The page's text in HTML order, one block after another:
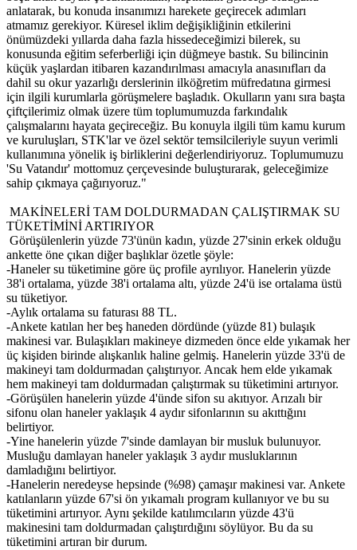
anlatarak, bu konuda insanımızı harekete geçirecek adımları
atmamız gerekiyor. Küresel iklim değişikliğinin etkilerini
önümüzdeki yıllarda daha fazla hissedeceğimizi bilerek, su
konusunda eğitim seferberliği için düğmeye bastık. Su bilincinin
küçük yaşlardan itibaren kazandırılması amacıyla anasınıfları da
dahil su okur yazarlığı derslerinin ilköğretim müfredatına girmesi
için ilgili kurumlarla görüşmelere başladık. Okulların yanı sıra başta
çiftçilerimiz olmak üzere tüm toplumumuzda farkındalık
çalışmalarını hayata geçireceğiz. Bu konuyla ilgili tüm kamu kurum
ve kuruluşları, STK'lar ve özel sektör temsilcileriyle suyun verimli
kullanımına yönelik iş birliklerini değerlendiriyoruz. Toplumumuzu
'Su Vatandır' mottomuz çerçevesinde buluşturarak, geleceğimize
sahip çıkmaya çağırıyoruz."
MAKİNELERİ TAM DOLDURMADAN ÇALIŞTIRMAK SU
TÜKETİMİNİ ARTIRIYOR
Görüşülenlerin yüzde 73'ünün kadın, yüzde 27'sinin erkek olduğu
ankette öne çıkan diğer başlıklar özetle şöyle:
-Haneler su tüketimine göre üç profile ayrılıyor. Hanelerin yüzde
38'i ortalama, yüzde 38'i ortalama altı, yüzde 24'ü ise ortalama üstü
su tüketiyor.
-Aylık ortalama su faturası 88 TL.
-Ankete katılan her beş haneden dördünde (yüzde 81) bulaşık
makinesi var. Bulaşıkları makineye dizmeden önce elde yıkamak her
üç kişiden birinde alışkanlık haline gelmiş. Hanelerin yüzde 33'ü de
makineyi tam doldurmadan çalıştırıyor. Ancak hem elde yıkamak
hem makineyi tam doldurmadan çalıştırmak su tüketimini artırıyor.
-Görüşülen hanelerin yüzde 4'ünde sifon su akıtıyor. Arızalı bir
sifonu olan haneler yaklaşık 4 aydır sifonlarının su akıttığını
belirtiyor.
-Yine hanelerin yüzde 7'sinde damlayan bir musluk bulunuyor.
Musluğu damlayan haneler yaklaşık 3 aydır musluklarının
damladığını belirtiyor.
-Hanelerin neredeyse hepsinde (%98) çamaşır makinesi var. Ankete
katılanların yüzde 67'si ön yıkamalı program kullanıyor ve bu su
tüketimini artırıyor. Aynı şekilde katılımcıların yüzde 43'ü
makinesini tam doldurmadan çalıştırdığını söylüyor. Bu da su
tüketimini artıran bir durum.